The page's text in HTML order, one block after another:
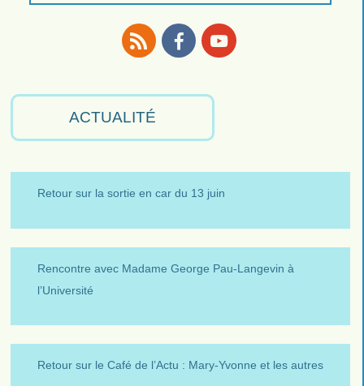
ACTUALITÉ
Retour sur la sortie en car du 13 juin
Rencontre avec Madame George Pau-Langevin à
l’Université
Retour sur le Café de l’Actu : Mary-Yvonne et les autres